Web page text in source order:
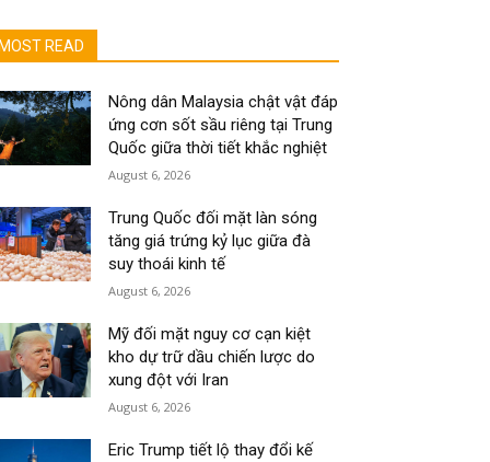
MOST READ
Nông dân Malaysia chật vật đáp
ứng cơn sốt sầu riêng tại Trung
Quốc giữa thời tiết khắc nghiệt
August 6, 2026
Trung Quốc đối mặt làn sóng
tăng giá trứng kỷ lục giữa đà
suy thoái kinh tế
August 6, 2026
Mỹ đối mặt nguy cơ cạn kiệt
kho dự trữ dầu chiến lược do
xung đột với Iran
August 6, 2026
Eric Trump tiết lộ thay đổi kế